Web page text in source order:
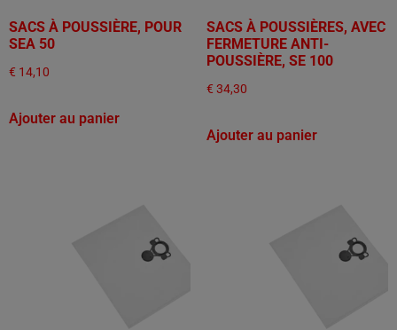
SACS À POUSSIÈRE, POUR
SEA 50
€ 14,10
Ajouter au panier
SACS À POUSSIÈRES, AVEC
FERMETURE ANTI-
POUSSIÈRE, SE 100
€ 34,30
Ajouter au panier